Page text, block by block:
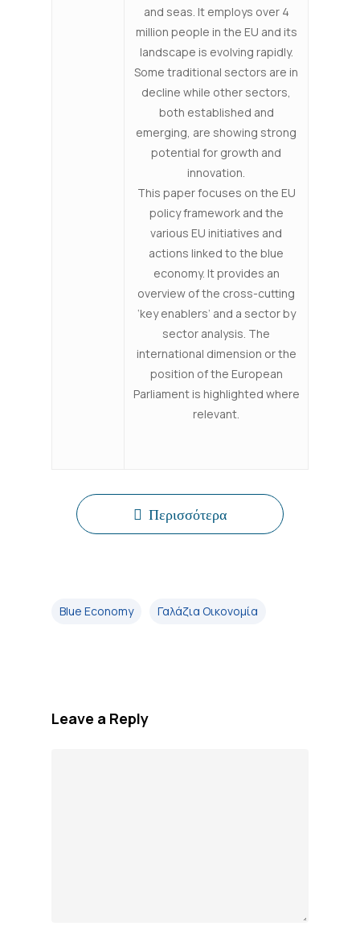
and seas. It employs over 4
million people in the EU and its
landscape is evolving rapidly.
Some traditional sectors are in
decline while other sectors,
both established and
emerging, are showing strong
potential for growth and
innovation.
This paper focuses on the EU
policy framework and the
various EU initiatives and
actions linked to the blue
economy. It provides an
overview of the cross-cutting
‘key enablers’ and a sector by
sector analysis. The
international dimension or the
position of the European
Parliament is highlighted where
relevant.
Περισσότερα
Blue Economy Γαλάζια Οικονομία
Leave a Reply